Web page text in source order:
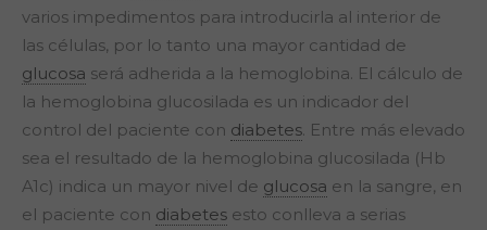
varios impedimentos para introducirla al interior de
las células, por lo tanto una mayor cantidad de
glucosa será adherida a la hemoglobina. El cálculo de
la hemoglobina glucosilada es un indicador del
control del paciente con diabetes. Entre más elevado
sea el resultado de la hemoglobina glucosilada (Hb
A1c) indica un mayor nivel de glucosa en la sangre, en
el paciente con diabetes esto conlleva a serias